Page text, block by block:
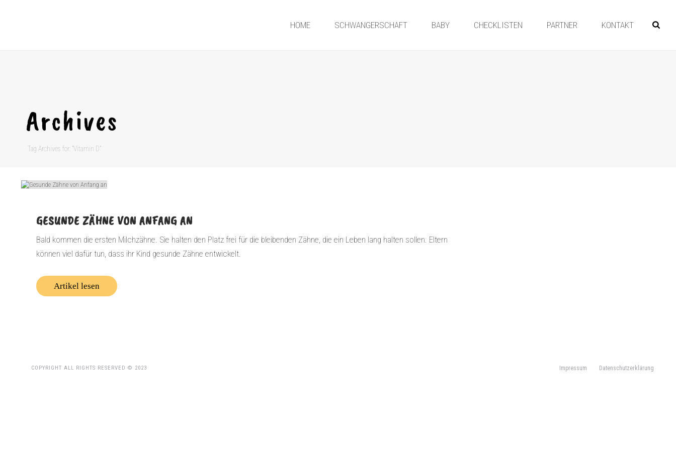
HOME SCHWANGERSCHAFT BABY CHECKLISTEN PARTNER KONTAKT
Archives
Tag Archives for: "Vitamin D"
GESUNDE ZÄHNE VON ANFANG AN
Bald kommen die ersten Milchzähne. Sie halten den Platz frei für die bleibenden Zähne, die ein Leben lang halten sollen. Eltern
können viel dafür tun, dass ihr Kind gesunde Zähne entwickelt.
Artikel lesen
COPYRIGHT ALL RIGHTS RESERVED © 2023 Impressum Datenschutzerklärung